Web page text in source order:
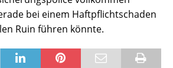
bei einem Haftpflichtschaden
Ruin führen könnte.